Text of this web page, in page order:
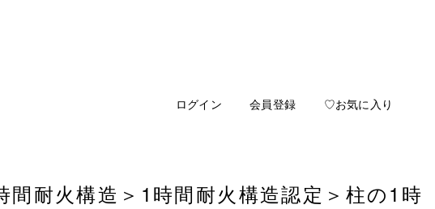
ログイン 会員登録 ♡お気に入り
間耐火構造 ＞ 1時間耐火構造認定 ＞柱の1時